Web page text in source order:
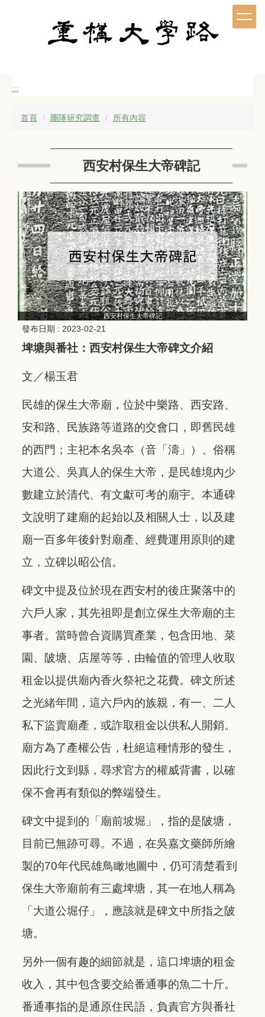
:::
首頁 團隊研究調查 所有內容
西安村保生大帝碑記
西安村保生大帝碑記
發布日期 : 2023-02-21
埤塘與番社：西安村保生大帝碑文介紹
文／楊玉君
民雄的保生大帝廟，位於中樂路、西安路、
安和路、民族路等道路的交會口，即舊民雄
的西門；主祀本名吳夲（音「濤」）、俗稱
大道公、吳真人的保生大帝，是民雄境內少
數建立於清代、有文獻可考的廟宇。本通碑
文說明了建廟的起始以及相關人士，以及建
廟一百多年後針對廟產、經費運用原則的建
立，立碑以昭公信。
碑文中提及位於現在西安村的後庄聚落中的
六戶人家，其先祖即是創立保生大帝廟的主
事者。當時曾合資購買產業，包含田地、菜
園、陂塘、店屋等等，由輪值的管理人收取
租金以提供廟內香火祭祀之花費。碑文所述
之光緒年間，這六戶內的族親，有一、二人
私下盜賣廟產，或詐取租金以供私人開銷。
廟方為了產權公告，杜絕這種情形的發生，
因此行文到縣，尋求官方的權威背書，以確
保不會再有類似的弊端發生。
碑文中提到的「廟前坡堀」，指的是陂塘，
目前已無跡可尋。不過，在吳嘉文藥師所繪
製的70年代民雄鳥瞰地圖中，仍可清楚看到
保生大帝廟前有三處埤塘，其一在地人稱為
「大道公堀仔」，應該就是碑文中所指之陂
塘。
另外一個有趣的細節就是，這口埤塘的租金
收入，其中包含要交給番通事的魚二十斤。
番通事指的是通原住民語，負責官方與番社